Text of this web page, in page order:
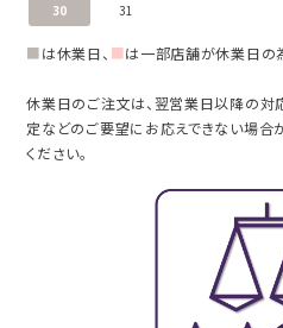
30 31
■は休業日、 ■は一部店舗が休業日の
休業日のご注文は、翌営業日以降の対
定などのご要望にお応えできない場合
ください。